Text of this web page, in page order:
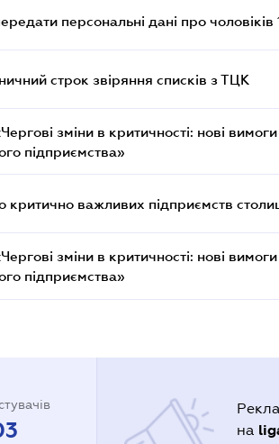
персональні дані про чоловіків
строк звіряння списків з ТЦК
зміни в критичності: нові
підприємства»
важливих підприємств
зміни в критичності: нові
підприємства»
на